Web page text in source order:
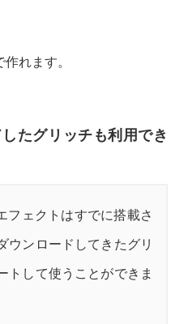
れます。
たグリッチも利用でき
フェクトはすでに搭載さ
ウンロードしてきたグリ
トして使うことができま